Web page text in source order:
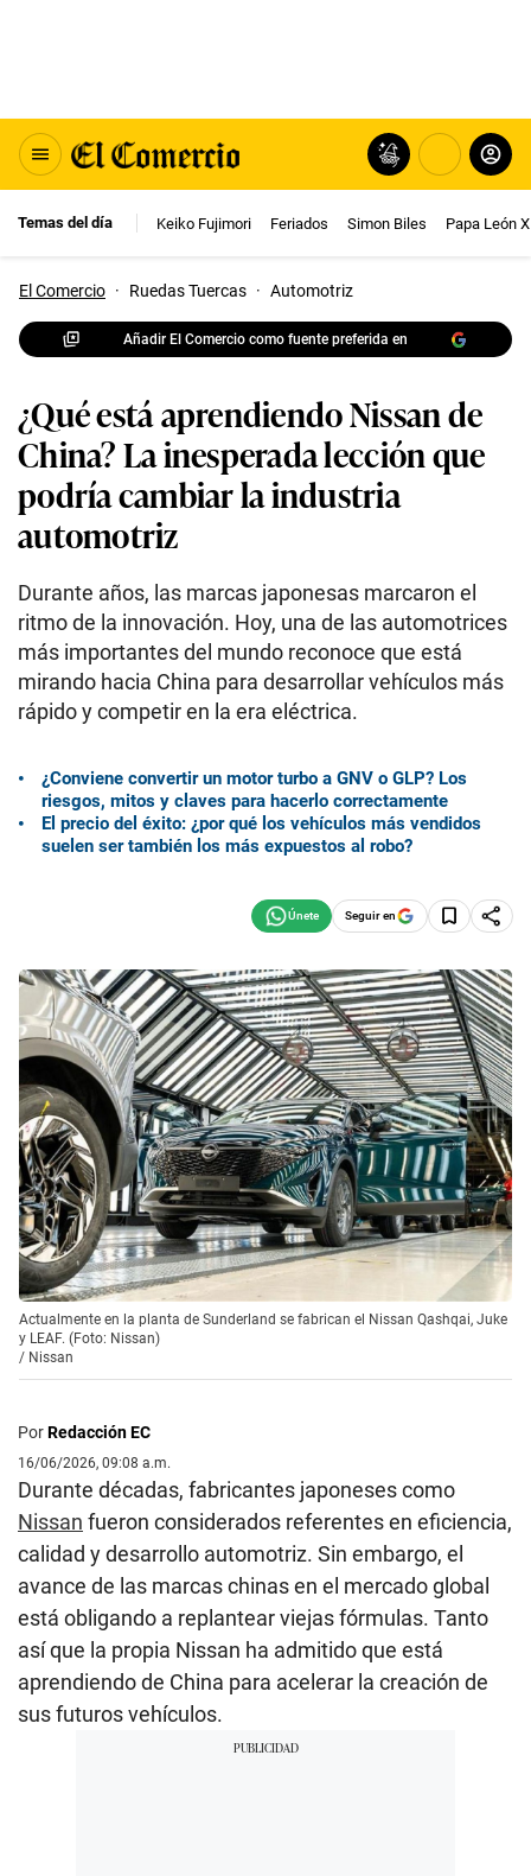
Temas del día Keiko Fujimori Feriados Simon Biles Papa León
El Comercio · Ruedas Tuercas · Automotriz
Añadir El Comercio como fuente preferida en
¿Qué está aprendiendo Nissan de
China? La inesperada lección que
podría cambiar la industria
automotriz
Durante años, las marcas japonesas marcaron el
ritmo de la innovación. Hoy, una de las automotrices
más importantes del mundo reconoce que está
mirando hacia China para desarrollar vehículos más
rápido y competir en la era eléctrica.
¿Conviene convertir un motor turbo a GNV o GLP? Los
riesgos, mitos y claves para hacerlo correctamente
El precio del éxito: ¿por qué los vehículos más vendidos
suelen ser también los más expuestos al robo?
Seguir en
Actualmente en la planta de Sunderland se fabrican el Nissan Qashqai, Juke
y LEAF. (Foto: Nissan)
/ Nissan
PorRedacción EC
16/06/2026, 09:08 a.m.
Durante décadas, fabricantes japoneses como
Nissan fueron considerados referentes en eficiencia,
calidad y desarrollo automotriz. Sin embargo, el
avance de las marcas chinas en el mercado global
está obligando a replantear viejas fórmulas. Tanto
así que la propia Nissan ha admitido que está
aprendiendo de China para acelerar la creación de
sus futuros vehículos.